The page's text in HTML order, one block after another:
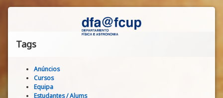
Tags
Anúncios
Cursos
Equipa
Estudantes / Alums